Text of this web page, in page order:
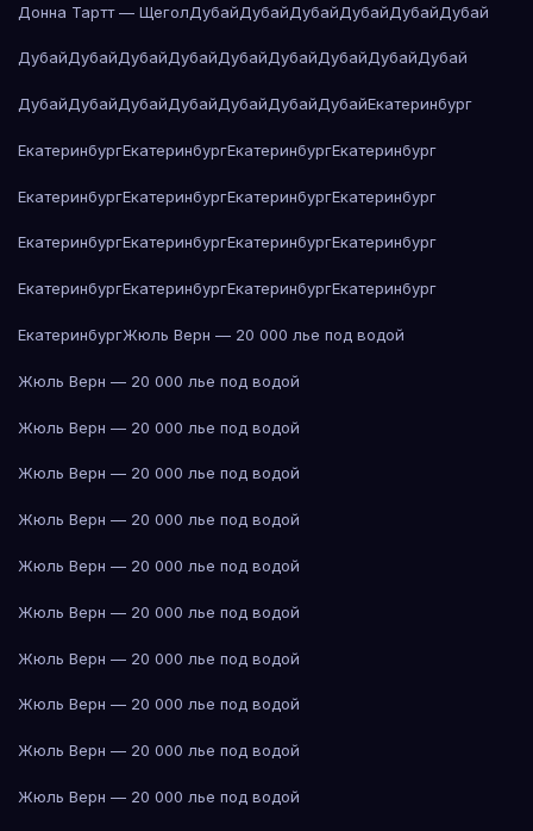
Донна Тартт — ЩеголДубайДубайДубайДубайДубайДубай
ДубайДубайДубайДубайДубайДубайДубайДубайДубай
ДубайДубайДубайДубайДубайДубайДубайЕкатеринбург
ЕкатеринбургЕкатеринбургЕкатеринбургЕкатеринбург
ЕкатеринбургЕкатеринбургЕкатеринбургЕкатеринбург
ЕкатеринбургЕкатеринбургЕкатеринбургЕкатеринбург
ЕкатеринбургЕкатеринбургЕкатеринбургЕкатеринбург
ЕкатеринбургЖюль Верн — 20 000 лье под водой
Жюль Верн — 20 000 лье под водой
Жюль Верн — 20 000 лье под водой
Жюль Верн — 20 000 лье под водой
Жюль Верн — 20 000 лье под водой
Жюль Верн — 20 000 лье под водой
Жюль Верн — 20 000 лье под водой
Жюль Верн — 20 000 лье под водой
Жюль Верн — 20 000 лье под водой
Жюль Верн — 20 000 лье под водой
Жюль Верн — 20 000 лье под водой